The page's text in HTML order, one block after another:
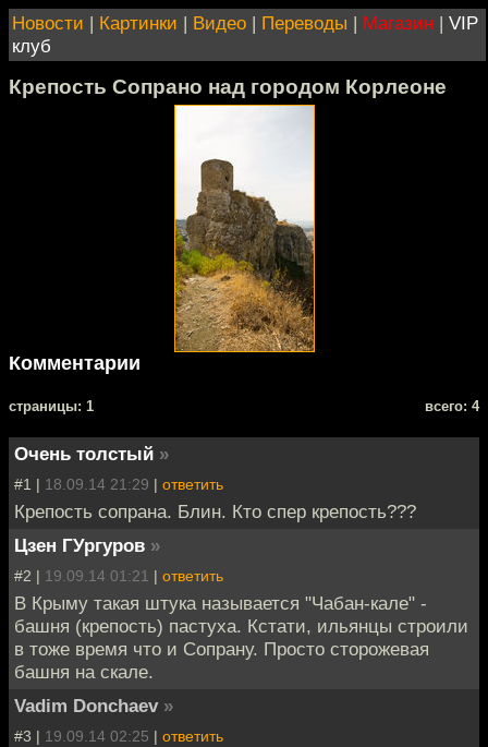
Новости | Картинки | Видео | Переводы | Магазин | VIP
клуб
Крепость Сопрано над городом Корлеоне
Комментарии
cтраницы: 1 всего: 4
Очень толстый »
#1 | 18.09.14 21:29 | ответить
Крепость сопрана. Блин. Кто спер крепость???
Цзен ГУргуров »
#2 | 19.09.14 01:21 | ответить
В Крыму такая штука называется "Чабан-кале" -
башня (крепость) пастуха. Кстати, ильянцы строили
в тоже время что и Сопрану. Просто сторожевая
башня на скале.
Vadim Donchaev »
#3 | 19.09.14 02:25 | ответить